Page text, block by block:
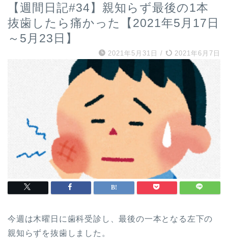
【週間日記#34】親知らず最後の1本
抜歯したら痛かった【2021年5月17日
～5月23日】
2021年5月31日 / 2021年6月7日
今週は木曜日に歯科受診し、最後の一本となる左下の
親知らずを抜歯しました。